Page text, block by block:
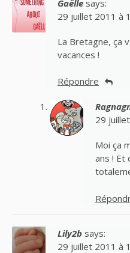
Gaëlle says:
29 juillet 2011 à
La Bretagne, ça
vacances !
Répondre
29
Moi ça
ans ! Et
Lily2b says:
29 juillet 2011 à